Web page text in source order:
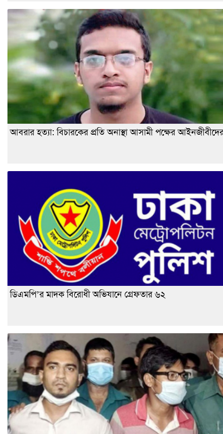
আবরার হত্যা: বিচারকের প্রতি অনাস্থা আসামী পক্ষের
ডিএমপি’র মাদক বিরোধী অভিযানে গ্রেফতার ৬২